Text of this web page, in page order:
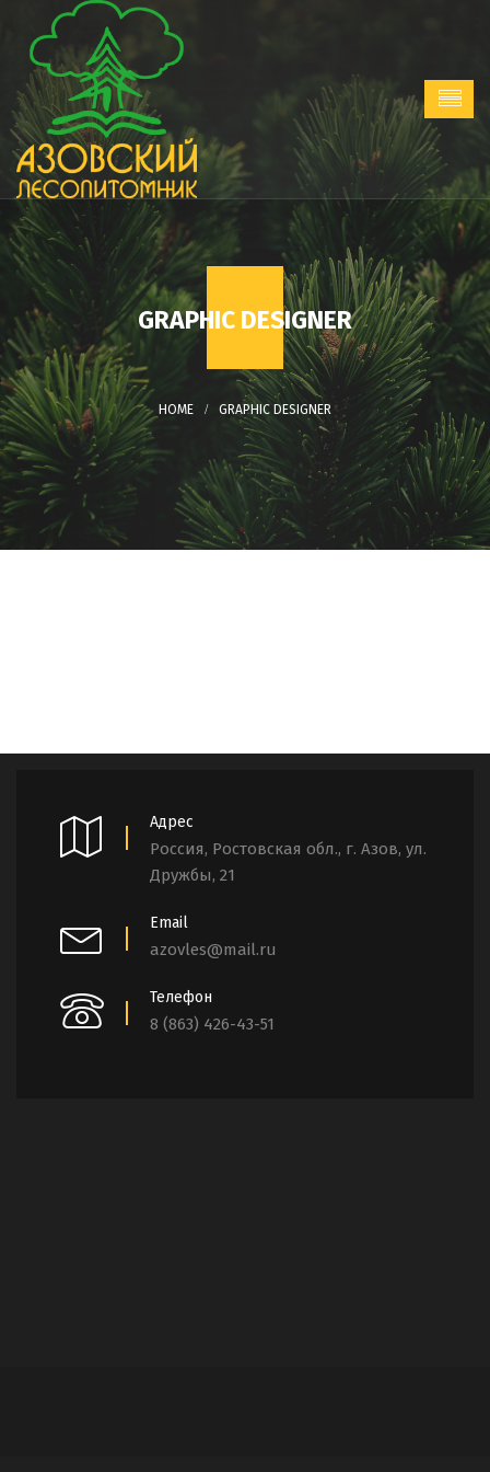
GRAPHIC DESIGNER
GRAPHIC DESIGNER
Адрес
Россия, Ростовская обл., г. Азов, ул.
Дружбы, 21
Email
azovles@mail.ru
Телефон
8 (863) 426-43-51